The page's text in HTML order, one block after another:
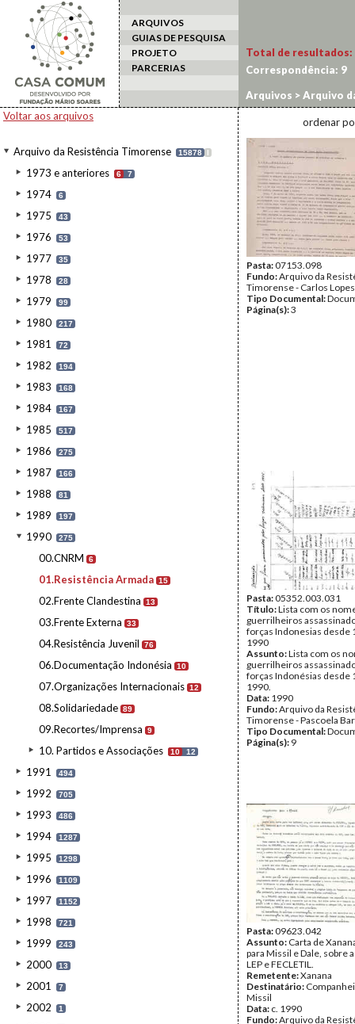
ARQUIVOS
GUIAS DE PESQUISA
PROJETO
PARCERIAS
Voltar aos arquivos
Arquivo da Resistência Timorense 15878 I
1973 e anteriores 6 7
1974 6
1975 43
1976 53
1977 35
1978 28
1979 99
1980 217
1981 72
1982 194
1983 168
1984 167
1985 517
1986 275
1987 166
1988 81
1989 197
1990 275
00.CNRM 6
01.Resistência Armada 15
02.Frente Clandestina 13
03.Frente Externa 33
04.Resistência Juvenil 76
06.Documentação Indonésia 10
07.Organizações Internacionais 12
08.Solidariedade 89
09.Recortes/Imprensa 9
10. Partidos e Associações 10 12
1991 494
1992 705
1993 486
1994 1287
1995 1298
1996 1109
1997 1152
1998 721
1999 243
2000 13
2001 7
2002 1
Total de resultados:
Correspondência: 9
Arquivos >Arquivo
ordenar
Pasta:07153.098
Fundo:Arquivo da
Timorense - Carlos Lopes
Tipo Documental:
Página(s):3
Pasta:05352.003.031
Título:Lista com os
guerrilheiros
forças Indonesias desde
1990
Assunto:Lista com os
guerrilheiros
forças Indonésias desde
1990.
Data: 1990
Fundo:Arquivo da
Timorense - Pascoela
Tipo Documental:
Página(s): 9
Pasta:09623.042
Assunto: Carta de
para Missil e Dale, sobre a
LEP e FECLETIL.
Remetente:Xanana
Destinatário:
Missil
Data: c. 1990
Fundo:Arquivo da